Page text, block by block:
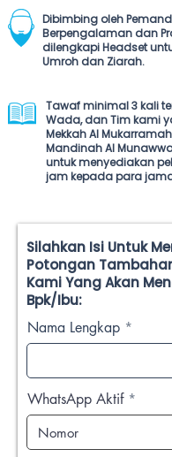
Dibimbing oleh
Berpengalaman dan
dilengkapi Headset
Umroh dan Ziarah.
Tawaf minimal 3 kali
Wada, dan Tim kami
Mekkah Al
Mandinah Al
untuk menyediakan
jam kepada para
Silahkan Isi Untuk
Potongan
Kami Yang Akan
Bpk/Ibu:
Nama Lengkap
WhatsApp Aktif